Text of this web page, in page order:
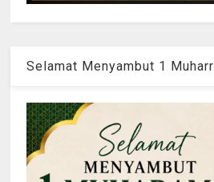
Selamat Menyambut 1